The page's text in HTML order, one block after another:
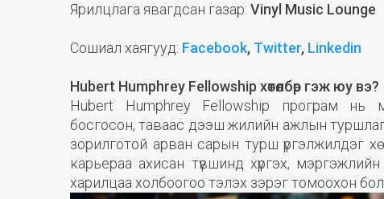
Ярилцлага явагдсан газар: Vinyl Music Lounge
Сошиал хаягууд: Facebook, Twitter, Linkedin
Hubert Humphrey Fellowship хөтөлбөр гэж юу вэ?
Hubert Humphrey Fellowship програм нь
босгосон, таваас дээш жилийн ажлын
зорилготой арван сарын турш үргэлжилдэг
карьераа ахисан түвшинд хүргэх,
харилцаа холбоогоо тэлэх зэрэг томоохон